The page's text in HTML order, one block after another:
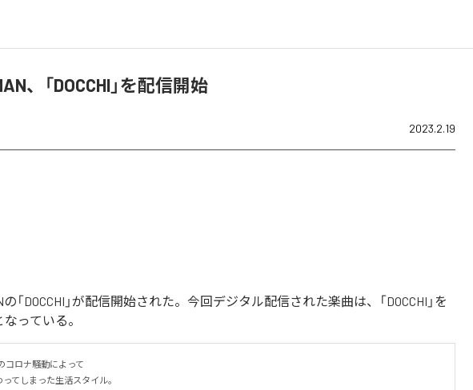
、「DOCCHI」を配信開始
2023.2.19
の「DOCCHI」が配信開始された。今回デジタル配信された楽曲は、「DOCCHI」を
っている。
コロナ騒動によって
てしまった生活スタイル。